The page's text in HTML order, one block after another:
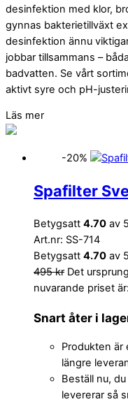
desinfektion med klor,
gynnas bakterietillväxt
desinfektion ännu
jobbar tillsammans –
badvatten. Se vårt
aktivt syre och pH-
Läs mer
-20%
Spafilter
Betygsatt 4.70 av 5
Art.nr: SS-714
Betygsatt 4.70 av 5
495kr Det
nuvarande priset
Snart åter i
Produkten är
längre
Beställ nu,
levererar så